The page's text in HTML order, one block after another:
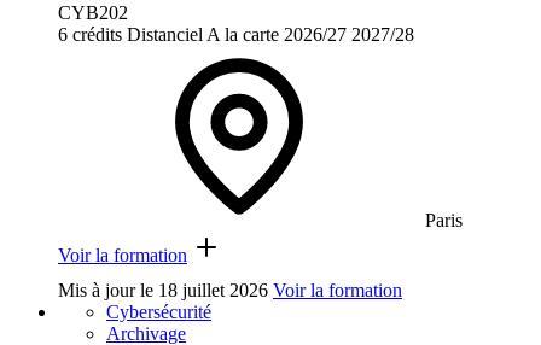
CYB202
6 crédits Distanciel A la carte 2026/27 2027/28
Paris
Voir la formation
Mis à jour le 18 juillet 2026 Voir la formation
Cybersécurité
Archivage